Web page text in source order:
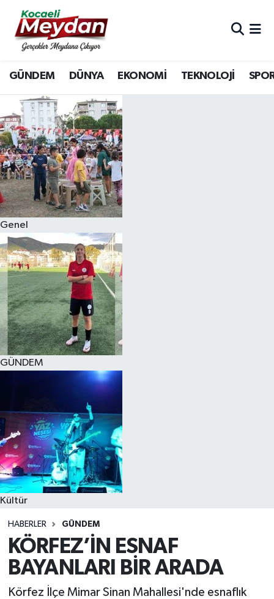
GÜNDEM DÜNYA EKONOMİ TEKNOLOJİ
Genel
GÜNDEM
Kültür
HABERLER GÜNDEM
KÖRFEZ’İN ESNAF
BAYANLARI BİR ARADA
Körfez İlçe Mimar Sinan Mahallesi'nde esnaflık
Nöbetçi Eczaneler
Hava Durumu
Trafik Durumu
Süper Lig Puan Durumu ve Fikstür
Tüm Manşetler
Son Dakika Haberleri
Haber Arşivi